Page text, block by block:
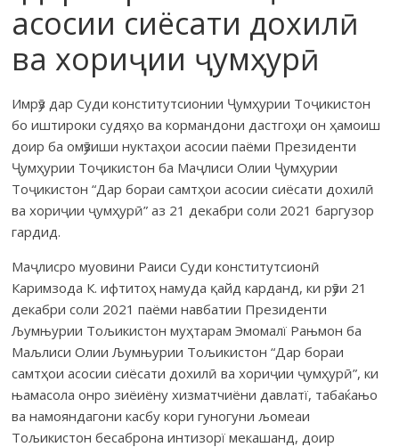
асосии сиёсати дохилӣ
ва хориҷии ҷумҳурӣ
Имрӯз дар Суди конститутсионии Ҷумҳурии Тоҷикистон
бо ишти­ро­ки суд­яҳо ва кормандони дастгоҳи он ҳамоиш
доир ба омӯзиши нуктаҳои асосии паёми Президенти
Ҷумҳурии Тоҷикистон ба Маҷлиси Олии Ҷум­ҳурии
Тоҷикистон “Дар бораи самтҳои асосии сиёсати дохилӣ
ва хориҷии ҷум­ҳурӣ” аз 21 декабри соли 2021 баргузор
гардид.
Маҷлисро муовини Раиси Суди конститутсионӣ
Каримзода К. иф­титоҳ на­муда қайд карданд, ки рӯзи 21
декабри соли 2021 паёми навбатии Президенти
Љумњурии Тољикистон муҳтарам Эмомалї Рањмон ба
Маљлиси Олии Љум­њурии Тољикистон “Дар бораи
самтҳои асосии сиёсати дохилӣ ва хориҷии ҷумҳурӣ”, ки
њамасола онро зиёиёну хиз­матчиёни давлатї, та­баќањо
ва намояндагони касбу кори гуногуни љомеаи
Тољикистон бесаб­рона интизорї мекашанд, доир